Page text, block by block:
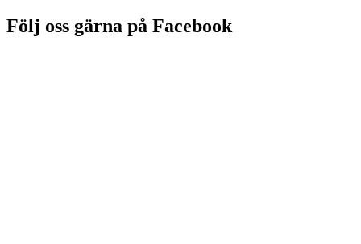
Följ oss gärna på Facebook